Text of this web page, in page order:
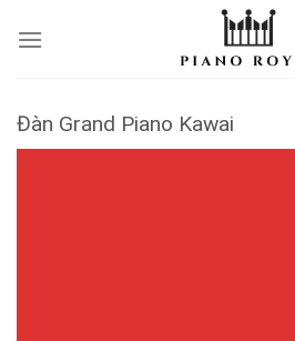
Đàn Grand Piano Kawai